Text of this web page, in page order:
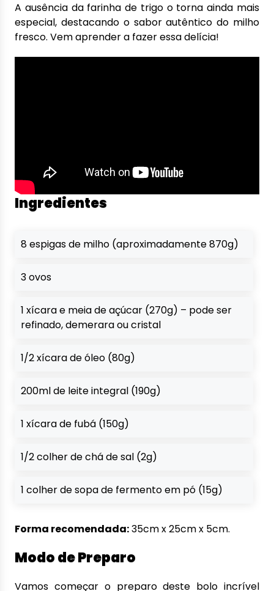
A ausência da farinha de trigo o torna ainda mais
especial, destacando o sabor autêntico do milho
fresco. Vem aprender a fazer essa delícia!
Ingredientes
8 espigas de milho (aproximadamente 870g)
3 ovos
1 xícara e meia de açúcar (270g) – pode ser
refinado, demerara ou cristal
1/2 xícara de óleo (80g)
200ml de leite integral (190g)
1 xícara de fubá (150g)
1/2 colher de chá de sal (2g)
1 colher de sopa de fermento em pó (15g)
Forma recomendada:35cm x 25cm x 5cm.
Modo de Preparo
Vamos começar o preparo deste bolo incrível